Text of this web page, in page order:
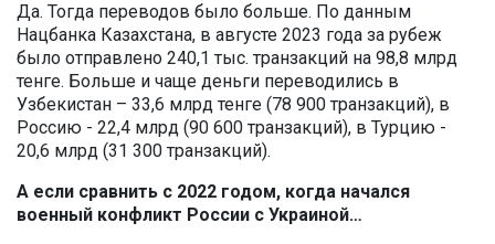
Да. Тогда переводов было больше. По данным
Нацбанка Казахстана, в августе 2023 года за рубеж
было отправлено 240,1 тыс. транзакций на 98,8 млрд
тенге. Больше и чаще деньги переводились в
Узбекистан – 33,6 млрд тенге (78 900 транзакций), в
Россию - 22,4 млрд (90 600 транзакций), в Турцию -
20,6 млрд (31 300 транзакций).
А если сравнить с 2022 годом, когда начался
военный конфликт России с Украиной…